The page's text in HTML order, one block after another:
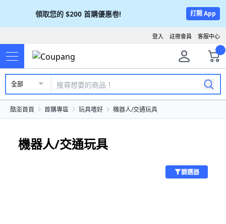
領取您的 $200 首購優惠卷! 打開 App
客服中心
註冊會員
登入
全部
酷澎首頁 首購專區 玩具嗜好 機器人/交通玩具
機器人/交通玩具
篩選器